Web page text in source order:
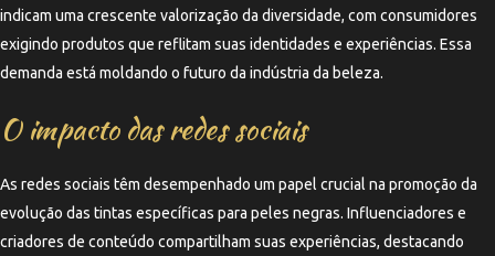
indicam uma crescente valorização da diversidade, com consumidores
exigindo produtos que reflitam suas identidades e experiências. Essa
demanda está moldando o futuro da indústria da beleza.
O impacto das redes sociais
As redes sociais têm desempenhado um papel crucial na promoção da
evolução das tintas específicas para peles negras. Influenciadores e
criadores de conteúdo compartilham suas experiências, destacando